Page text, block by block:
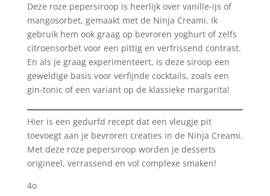
Deze roze pepersiroop is heerlijk over vanille-ijs of
mangosorbet, gemaakt met de Ninja Creami. Ik
gebruik hem ook graag op bevroren yoghurt of zelfs
citroensorbet voor een pittig en verfrissend contrast.
En als je graag experimenteert, is deze siroop een
geweldige basis voor verfijnde cocktails, zoals een
gin-tonic of een variant op de klassieke margarita!
Hier is een gedurfd recept dat een vleugje pit
toevoegt aan je bevroren creaties in de Ninja Creami.
Met deze roze pepersiroop worden je desserts
origineel, verrassend en vol complexe smaken!
4o